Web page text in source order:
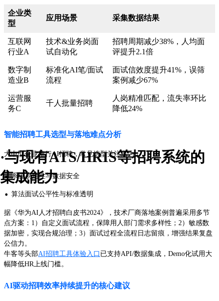
企业类
型
应用场景 采集数据结果
互联网
行业A
技术&业务岗面
试自动化
招聘周期减少38%，人均面
评提升2.1倍
数字制
造业B
标准化AI笔/面试
流程
面试信效度提升41%，误筛
案例减少67%
运营服
务C
千人批量招聘
人岗精准匹配，流失率环比
降低24%
智能招聘工具选型与落地难点分析
大中型企业推行AI招聘，常见选型关注点为：
· 系统易用性与数据安全
· 算法面试公平性与标准透明
·与现有ATS/HRIS等招聘系统的
集成能力
据《华为AI人才招聘白皮书2024》，技术厂商落地案例普遍采用多节
点方案：1）自定义面试流程，保障用人部门需求多样性；2）敏感数
据加密，实现合规治理；3）面试过程全流程日志留痕，增强结果复盘
公信力。
牛客等头部AI招聘工具体验入口 已支持API/数据集成，Demo化试用大
幅降低HR上线门槛。
AI驱动招聘效率持续提升的核心建议